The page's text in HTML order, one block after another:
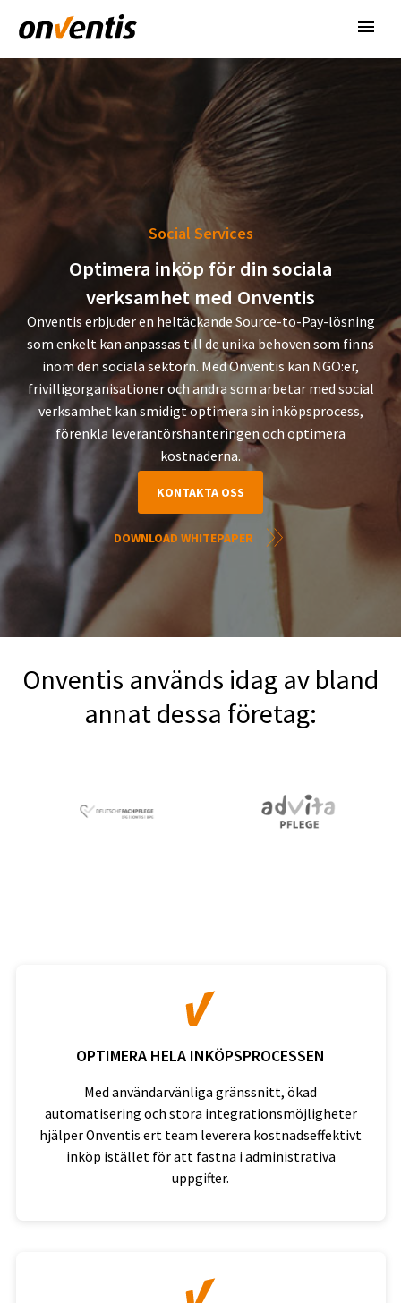
Social Services
Optimera inköp för din sociala
verksamhet med Onventis
Onventis erbjuder en heltäckande Source-to-Pay-lösning
som enkelt kan anpassas till de unika behoven som finns
inom den sociala sektorn. Med Onventis kan NGO:er,
frivilligorganisationer och andra som arbetar med social
verksamhet kan smidigt optimera sin inköpsprocess,
förenkla leverantörshanteringen och optimera
kostnaderna.
KONTAKTA OSS
DOWNLOAD WHITEPAPER
Onventis används idag av bland
annat dessa företag:
OPTIMERA HELA INKÖPSPROCESSEN
Med användarvänliga gränssnitt, ökad
automatisering och stora integrationsmöjligheter
hjälper Onventis ert team leverera kostnadseffektivt
inköp istället för att fastna i administrativa
uppgifter.